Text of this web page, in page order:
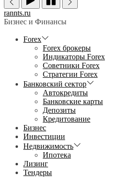
rannts.ru
Бизнес и Финансы
Forex
Forex брокеры
Индикаторы Forex
Советники Forex
Стратегии Forex
Банковский сектор
Автокредиты
Банковские карты
Депозиты
Кредитование
Бизнес
Инвестиции
Недвижимость
Ипотека
Лизинг
Тендеры